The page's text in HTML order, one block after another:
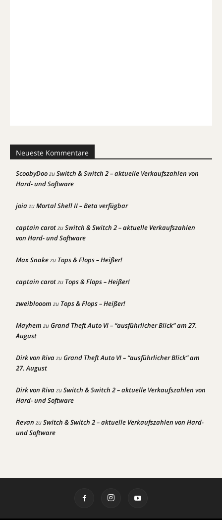
Neueste Kommentare
ScoobyDoozuSwitch & Switch 2 – aktuelle Verkaufszahlen von
Hard- und Software
joiazuMortal Shell II – Beta verfügbar
captain carotzuSwitch & Switch 2 – aktuelle Verkaufszahlen
von Hard- und Software
Max Snakezu Tops & Flops – Heißer!
captain carotzu Tops & Flops – Heißer!
zweiblooom zu Tops & Flops – Heißer!
Mayhem zuGrand Theft Auto VI – “ausführlicher Blick” am 27.
August
Dirk von RivazuGrand Theft Auto VI – “ausführlicher Blick” am
27. August
Dirk von RivazuSwitch & Switch 2 – aktuelle Verkaufszahlen von
Hard- und Software
Revan zuSwitch & Switch 2 – aktuelle Verkaufszahlen von Hard-
und Software